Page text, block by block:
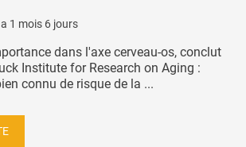
1 mois 6 jours
dans l'axe cerveau-os, conclut
Institute for Research on Aging :
connu de risque de la ...